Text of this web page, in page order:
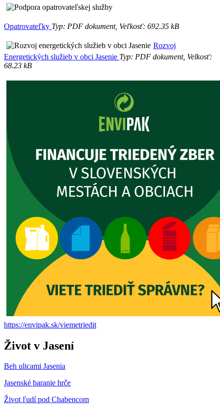
Opatrovateľky Typ: PDF dokument, Veľkosť: 692.35 kB
Rozvoj
Energetických služieb v obci Jasenie Typ: PDF dokument, Velkosť:
68.23 kB
https://envipak.sk/viemetriedit
Život v Jasení
Beh ulicami Jasenia
Jasenské baranie hrče
Život ľudí pod Chabencom